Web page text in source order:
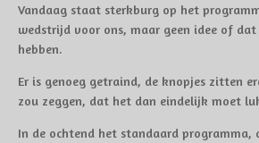
Vandaag staat sterkburg op het
wedstrijd voor ons, maar geen idee of
hebben.
Er is genoeg getraind, de knopjes zitten
zou zeggen, dat het dan eindelijk moet
In de ochtend het standaard programma,